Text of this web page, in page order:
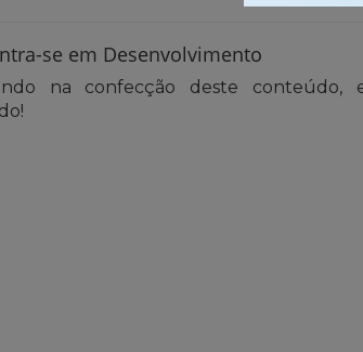
se em Desenvolvimento
na confecção deste conteúdo,